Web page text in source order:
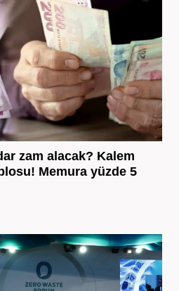
zam alacak? Kalem
Memura yüzde 5